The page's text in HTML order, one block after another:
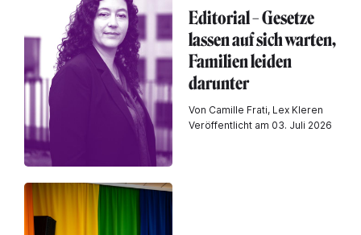
Editorial – Gesetze
lassen auf sich warten,
Familien leiden
darunter
Von Camille Frati, Lex Kleren
Veröffentlicht am 03. Juli 2026